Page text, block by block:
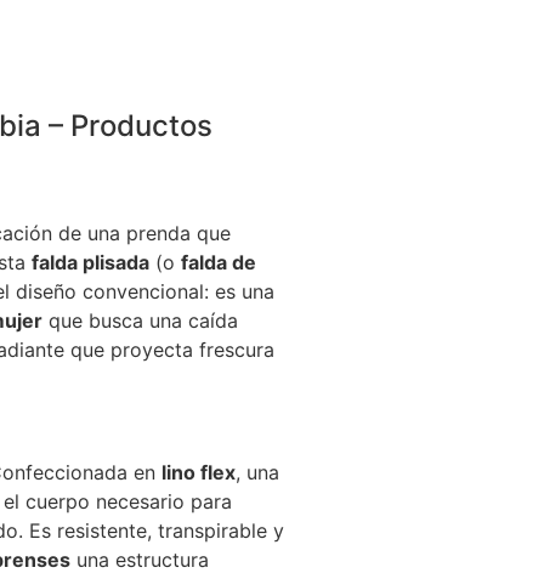
– Productos
de una prenda que
falda plisada (o falda de
diseño convencional: es una
que busca una caída
que proyecta frescura
en lino flex, una
cuerpo necesario para
Es resistente, transpirable y
una estructura